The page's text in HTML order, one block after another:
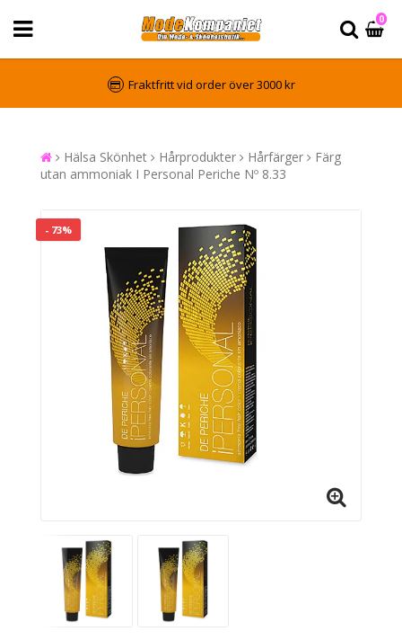
0
Fraktfritt vid order över 3000 kr
Hälsa Skönhet Hårprodukter Hårfärger
Färg
utan ammoniak I Personal Periche Nº 8.33
- 73%